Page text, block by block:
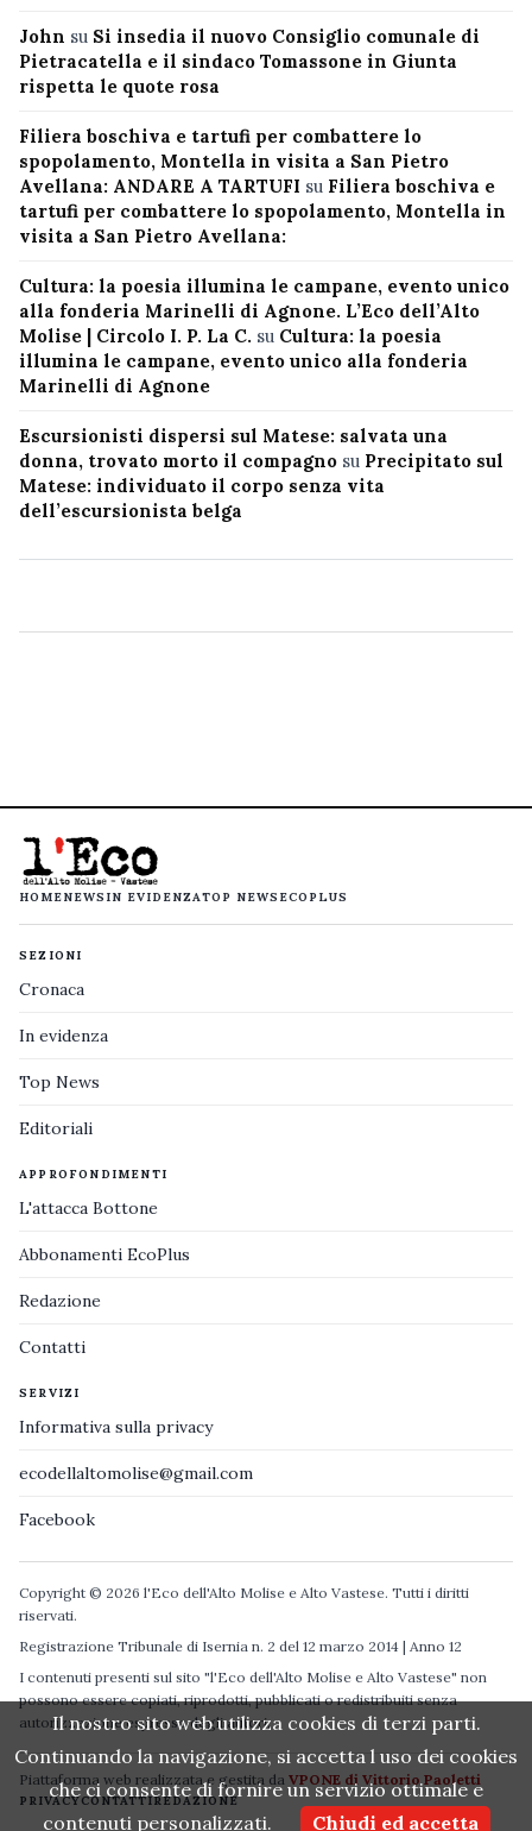
John su Si insedia il nuovo Consiglio comunale di
Pietracatella e il sindaco Tomassone in Giunta
rispetta le quote rosa
Filiera boschiva e tartufi per combattere lo
spopolamento, Montella in visita a San Pietro
Avellana: ANDARE A TARTUFI su Filiera boschiva e
tartufi per combattere lo spopolamento, Montella in
visita a San Pietro Avellana:
Cultura: la poesia illumina le campane, evento unico
alla fonderia Marinelli di Agnone. L’Eco dell’Alto
Molise | Circolo I. P. La C. su Cultura: la poesia
illumina le campane, evento unico alla fonderia
Marinelli di Agnone
Escursionisti dispersi sul Matese: salvata una
donna, trovato morto il compagno su Precipitato sul
Matese: individuato il corpo senza vita
dell’escursionista belga
HOMENEWS IN EVIDENZATOP NEWS ECOPLUS
SEZIONI
Cronaca
In evidenza
Top News
Editoriali
APPROFONDIMENTI
L'attacca Bottone
Abbonamenti EcoPlus
Redazione
Contatti
SERVIZI
Informativa sulla privacy
ecodellaltomolise@gmail.com
Facebook
Copyright © 2026 l'Eco dell'Alto Molise e Alto Vastese. Tutti i diritti
riservati.
Registrazione Tribunale di Isernia n. 2 del 12 marzo 2014 | Anno 12
I contenuti presenti sul sito "l'Eco dell'Alto Molise e Alto Vastese" non
possono essere copiati, riprodotti, pubblicati o redistribuiti senza
autorizzazione espressa degli autori.
Piattaforma web realizzata e gestita da VPONE di Vittorio Paoletti
PRIVACYCONTATTIREDAZIONE
Il nostro sito web utilizza cookies di terzi parti.
Continuando la navigazione, si accetta l uso dei cookies
che ci consente di fornire un servizio ottimale e
contenuti personalizzati.
Chiudi ed accetta